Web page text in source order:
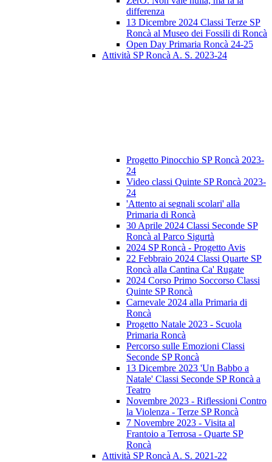
differenza
13 Dicembre 2024 Classi Terze SP
Roncà al Museo dei Fossili di Roncà
Open Day Primaria Roncà 24-25
Attività SP Roncà A. S. 2023-24
Progetto Pinocchio SP Roncà 2023-
24
Video classi Quinte SP Roncà 2023-
24
'Attento ai segnali scolari' alla
Primaria di Roncà
30 Aprile 2024 Classi Seconde SP
Roncà al Parco Sigurtà
2024 SP Roncà - Progetto Avis
22 Febbraio 2024 Classi Quarte SP
Roncà alla Cantina Ca' Rugate
2024 Corso Primo Soccorso Classi
Quinte SP Roncà
Carnevale 2024 alla Primaria di
Roncà
Progetto Natale 2023 - Scuola
Primaria Roncà
Percorso sulle Emozioni Classi
Seconde SP Roncà
13 Dicembre 2023 'Un Babbo a
Natale' Classi Seconde SP Roncà a
Teatro
Novembre 2023 - Riflessioni Contro
la Violenza - Terze SP Roncà
7 Novembre 2023 - Visita al
Frantoio a Terrosa - Quarte SP
Roncà
Attività SP Roncà A. S. 2021-22